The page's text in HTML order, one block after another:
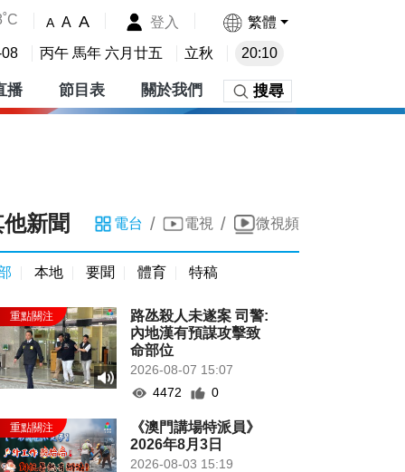
A A A 登入 繁體
丙午 馬年 六月廿五 立秋 20:10
播 節目表 關於我們 搜尋
新聞 電台 / 電視 / 微視頻
本地 要聞 體育 特稿
路氹殺人未遂案 司警:
內地漢有預謀攻擊致
命部位
2026-08-07 15:07
4472
0
《澳門講場特派員》
2026年8月3日
2026-08-03 15:19